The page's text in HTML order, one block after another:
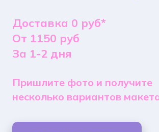
Доставка 0 руб*
От 1150 руб
За 1-2 дня
Пришлите фото и получите
несколько вариантов